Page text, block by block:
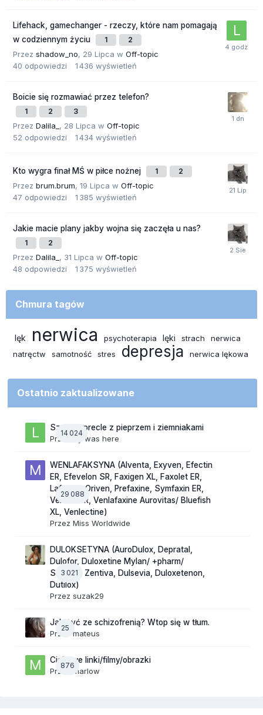
Lifehack, gamechanger - rzeczy, które nam pomagają
w codziennym życiu
1 2
Przez shadow_no, 29 Lipca w Off-topic
40 odpowiedzi 1 436 wyświetleń
Boicie się rozmawiać przez telefon?
1 2 3
Przez Dalila_ , 28 Lipca w Off-topic
52 odpowiedzi 1 434 wyświetleń
Kto wygra finał MŚ w piłce nożnej 1 2
Przez brum.brum, 19 Lipca w Off-topic
47 odpowiedzi 1 385 wyświetleń
Jakie macie plany jakby wojna się zaczęła u nas?
1 2
Przez Dalila_ , 31 Lipca w Off-topic
48 odpowiedzi 1 375 wyświetleń
Chmura tagów
lęk nerwica psychoterapia lęki strach
nerwica
natręctw
samotność stres depresja nerwica lękowa
Ostatnio zaktualizowane
14 024
Szalone precle z pieprzem i ziemniakami
Przezlily was here
29 088
WENLAFAKSYNA (Alventa, Exyven, Efectin
ER, Efevelon SR, Faxigen XL, Faxolet ER,
Lafactin, Oriven, Prefaxine, Symfaxin ER,
Velaxin ER, Venlafaxine Aurovitas/ Bluefish
XL, Venlectine)
Przez Miss Worldwide
3 021
DULOKSETYNA (AuroDulox, Depratal,
Dulofor, Duloxetine Mylan/ +pharm/
Sandoz/ Zentiva, Dulsevia, Duloxetenon,
Dutilox)
Przez suzak29
25
Jak żyć ze schizofrenią? Wtop się w tłum.
Przez mateus
876
Ciekawe linki/filmy/obrazki
Przezmarlow